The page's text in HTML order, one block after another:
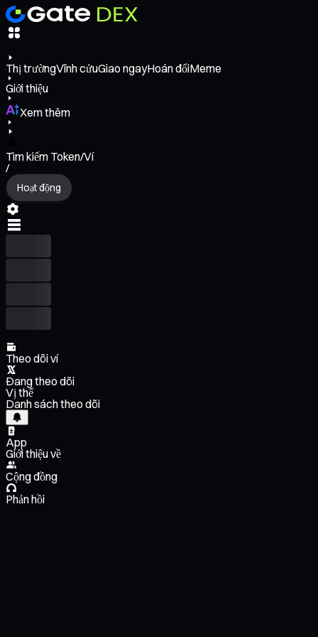
Thị trườngVĩnh cửuGiao ngayHoán đổiMeme
Giới thiệu
Xem thêm
Tìm kiếm Token/Ví
/
Hoạt động
Theo dõi ví
Đang theo dõi
Vị thế
Danh sách theo dõi
App
Giới thiệu về
Cộng đồng
Phản hồi